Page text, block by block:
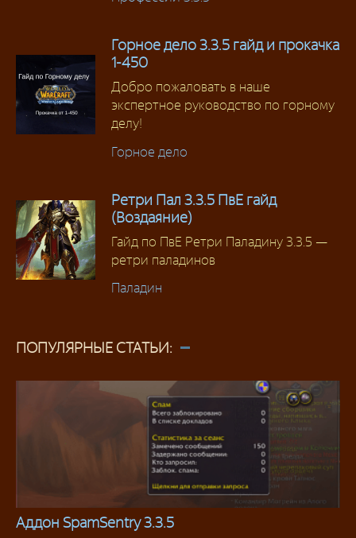
Горное дело 3.3.5 гайд и прокачка
1-450
Добро пожаловать в наше
экспертное руководство по горному
делу!
Горное дело
Ретри Пал 3.3.5 ПвЕ гайд
(Воздаяние)
Гайд по ПвЕ Ретри Паладину 3.3.5 —
ретри паладинов
Паладин
ПОПУЛЯРНЫЕ СТАТЬИ:
Аддон SpamSentry 3.3.5